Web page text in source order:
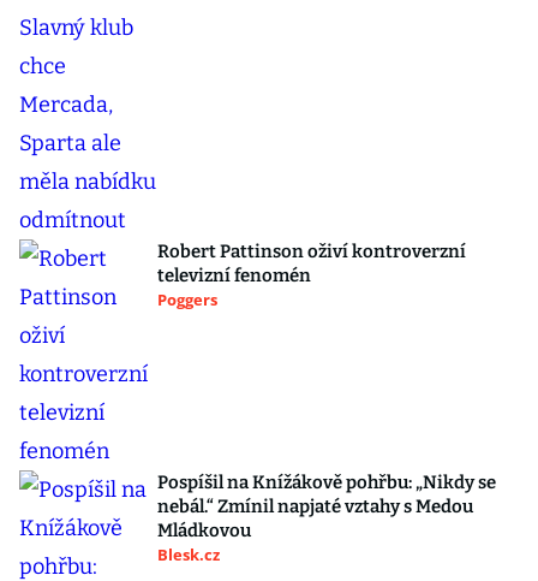
Robert Pattinson oživí kontroverzní
televizní fenomén
Poggers
Pospíšil na Knížákově pohřbu: „Nikdy se
nebál.“ Zmínil napjaté vztahy s Medou
Mládkovou
Blesk.cz